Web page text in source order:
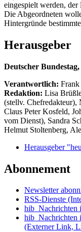
eingespielt werden, der
Die Abgeordneten
Hintergründe
Herausgeber
Deutscher
Verantwortlich: Frank
Redaktion: Lisa
(stellv. Chefredakteur),
Claus Peter Kosfeld,
vom Dienst), Sandra
Helmut Stoltenberg,
Herausgeber
Abonnement
Newsletter
RSS-Dienste
hib_Nachrichten
(Externer Link,